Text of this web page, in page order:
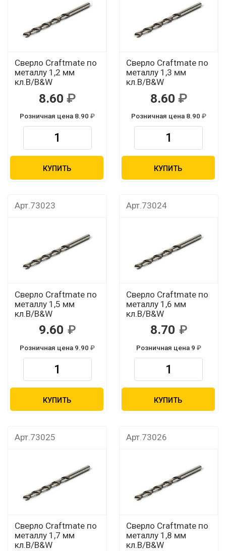
Сверло Craftmate по
металлу 1,2 мм
кл.В/B&W
8.60
Розничная цена 8.90
КУПИТЬ
Сверло Craftmate по
металлу 1,3 мм
кл.В/B&W
8.60
Розничная цена 8.90
КУПИТЬ
Арт.73023
Сверло Craftmate по
металлу 1,5 мм
кл.В/B&W
9.60
Розничная цена 9.90
КУПИТЬ
Арт.73024
Сверло Craftmate по
металлу 1,6 мм
кл.В/B&W
8.70
Розничная цена 9
КУПИТЬ
Арт.73025
Сверло Craftmate по
металлу 1,7 мм
кл.В/B&W
Арт.73026
Сверло Craftmate по
металлу 1,8 мм
кл.В/B&W